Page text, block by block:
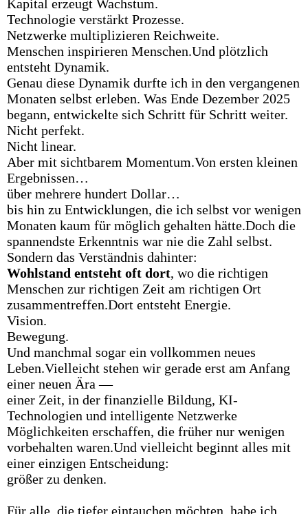
Kapital erzeugt Wachstum.
Technologie verstärkt Prozesse.
Netzwerke multiplizieren Reichweite.
Menschen inspirieren Menschen.Und plötzlich
entsteht Dynamik.
Genau diese Dynamik durfte ich in den vergangenen
Monaten selbst erleben. Was Ende Dezember 2025
begann, entwickelte sich Schritt für Schritt weiter.
Nicht perfekt.
Nicht linear.
Aber mit sichtbarem Momentum.Von ersten kleinen
Ergebnissen…
über mehrere hundert Dollar…
bis hin zu Entwicklungen, die ich selbst vor wenigen
Monaten kaum für möglich gehalten hätte.Doch die
spannendste Erkenntnis war nie die Zahl selbst.
Sondern das Verständnis dahinter:
Wohlstand entsteht oft dort, wo die richtigen
Menschen zur richtigen Zeit am richtigen Ort
zusammentreffen.Dort entsteht Energie.
Vision.
Bewegung.
Und manchmal sogar ein vollkommen neues
Leben.Vielleicht stehen wir gerade erst am Anfang
einer neuen Ära —
einer Zeit, in der finanzielle Bildung, KI-
Technologien und intelligente Netzwerke
Möglichkeiten erschaffen, die früher nur wenigen
vorbehalten waren.Und vielleicht beginnt alles mit
einer einzigen Entscheidung:
größer zu denken.
Für alle, die tiefer eintauchen möchten, habe ich